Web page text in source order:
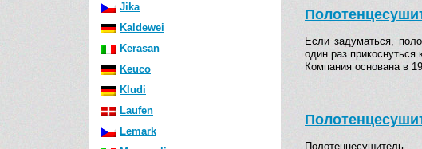
Jika
Kaldewei
Kerasan
Keuco
Kludi
Laufen
Lemark
Если задуматься,
один раз прикоснуться
Компания основана в
Полотенцесушитель